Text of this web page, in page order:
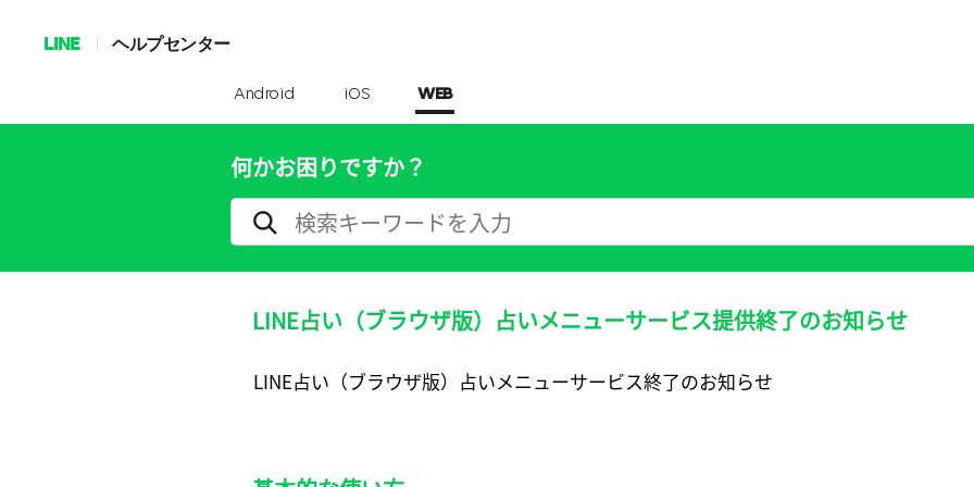
LINE ヘルプセンター
Android iOS WEB
何かお困りですか？
LINE占い（ブラウザ版）占いメニューサービス提供終了のお知らせ
LINE占い（ブラウザ版）占いメニューサービス終了のお知らせ